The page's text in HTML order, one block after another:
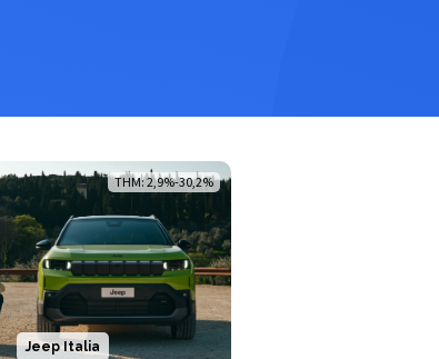
THM: 2,9%-30,2%
Jeep Italia